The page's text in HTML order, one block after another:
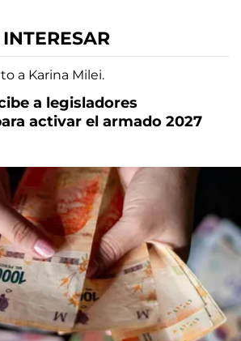
a legisladores
activar el armado 2027